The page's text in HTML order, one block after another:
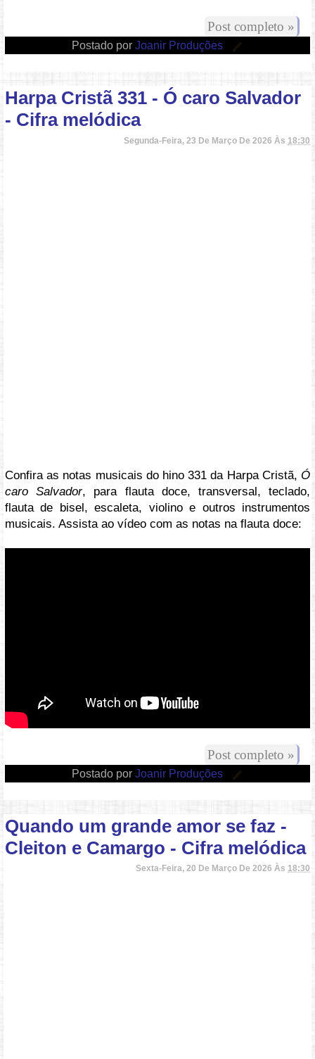
Post completo »
Postado por Joanir Produções
Harpa Cristã 331 - Ó caro Salvador
- Cifra melódica
Segunda-Feira, 23 De Março De 2026 Às 18:30
Confira as notas musicais do hino 331 da Harpa Cristã, Ó
caro Salvador, para flauta doce, transversal, teclado,
flauta de bisel, escaleta, violino e outros instrumentos
musicais. Assista ao vídeo com as notas na flauta doce:
Post completo »
Postado por Joanir Produções
Quando um grande amor se faz -
Cleiton e Camargo - Cifra melódica
Sexta-Feira, 20 De Março De 2026 Às 18:30